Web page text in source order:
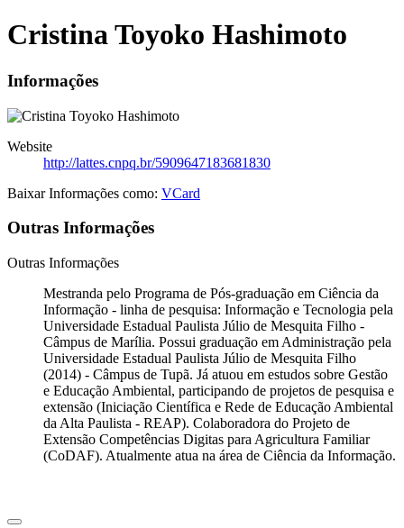
Cristina Toyoko Hashimoto
Informações
Website
http://lattes.cnpq.br/5909647183681830
Baixar Informações como: VCard
Outras Informações
Outras Informações
Mestranda pelo Programa de Pós-graduação em Ciência da
Informação - linha de pesquisa: Informação e Tecnologia pela
Universidade Estadual Paulista Júlio de Mesquita Filho -
Câmpus de Marília. Possui graduação em Administração pela
Universidade Estadual Paulista Júlio de Mesquita Filho
(2014) - Câmpus de Tupã. Já atuou em estudos sobre Gestão
e Educação Ambiental, participando de projetos de pesquisa e
extensão (Iniciação Científica e Rede de Educação Ambiental
da Alta Paulista - REAP). Colaboradora do Projeto de
Extensão Competências Digitas para Agricultura Familiar
(CoDAF). Atualmente atua na área de Ciência da Informação.